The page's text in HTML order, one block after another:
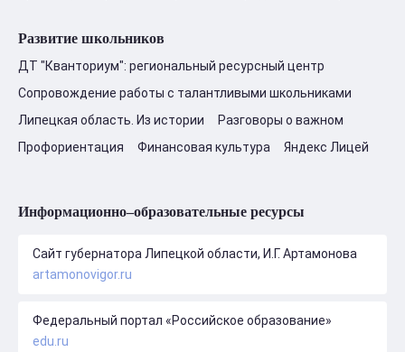
Развитие школьников
ДТ "Кванториум": региональный ресурсный центр
Сопровождение работы с талантливыми школьниками
Липецкая область. Из истории
Разговоры о важном
Профориентация
Финансовая культура Яндекс Лицей
Информационно–образовательные ресурсы
Сайт губернатора Липецкой области, И.Г. Артамонова
artamonovigor.ru
Федеральный портал «Российское образование»
edu.ru